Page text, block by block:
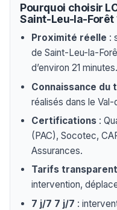
Pourquoi choisir
Saint-Leu-la-Forêt
Proximité réelle :
de Saint-Leu-la-
d’environ 21 minutes.
Connaissance du
réalisés dans le Val-
Certifications :
(PAC), Socotec,
Assurances.
Tarifs
intervention,
7 j/7 7 j/7 :